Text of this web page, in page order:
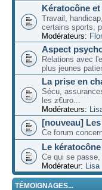
Kératocône
Travail,
certains sports,
Modérateurs:
Aspect
Relations avec
plus jeunes
La prise en
Sécu,
les z€uro...
Modérateurs:
[nouveau]
Ce forum
Le
Ce qui se
Modérateur: Lisa
TÉMOIGNAGES...